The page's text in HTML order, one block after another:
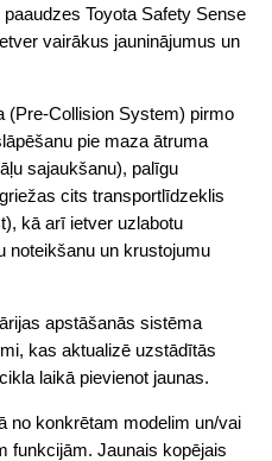
Toyota Safety Sense
vairākus jauninājumus un
(Pre-Collision System) pirmo
pie maza ātruma
sajaukšanu), palīgu
cits transportlīdzeklis
kā arī ietver uzlabotu
noteikšanu un krustojumu
apstāšanās sistēma
kas aktualizē uzstādītās
laikā pievienot jaunas.
no konkrētam modelim un/vai
funkcijām. Jaunais kopējais